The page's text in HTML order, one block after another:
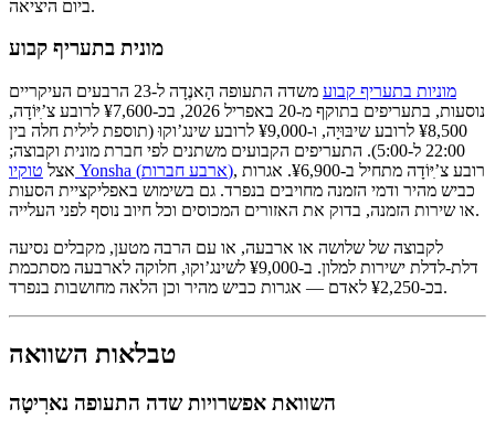
ביום היציאה.
מונית בתעריף קבוע
מוניות בתעריף קבוע
משדה התעופה הָאנֶדָה ל-23 הרבעים העיקריים
נוסעות, בתעריפים בתוקף מ-20 באפריל 2026, בכ-¥7,600 לרובע צ’ִיּוֹדָה,
¥8,500 לרובע שיבּוּיָה, ו-¥9,000 לרובע שינג’וקוּ (תוספת לילית חלה בין
22:00 ל-5:00). התעריפים הקבועים משתנים לפי חברת מונית וקבוצה;
אצל
טוקיו Yonsha (ארבע חברות), רובע צ’ִיּוֹדָה מתחיל ב-¥6,900. אגרות
כביש מהיר ודמי הזמנה מחויבים בנפרד. גם בשימוש באפליקציית הסעות
או שירות הזמנה, בדוק את האזורים המכוסים וכל חיוב נוסף לפני העלייה.
לקבוצה של שלושה או ארבעה, או עם הרבה מטען, מקבלים נסיעה
דלת-לדלת ישירות למלון. ב-¥9,000 לשינג’וקוּ, חלוקה לארבעה מסתכמת
בכ-¥2,250 לאדם — אגרות כביש מהיר וכן הלאה מחושבות בנפרד.
טבלאות השוואה
השוואת אפשרויות שדה התעופה נארִיטָה